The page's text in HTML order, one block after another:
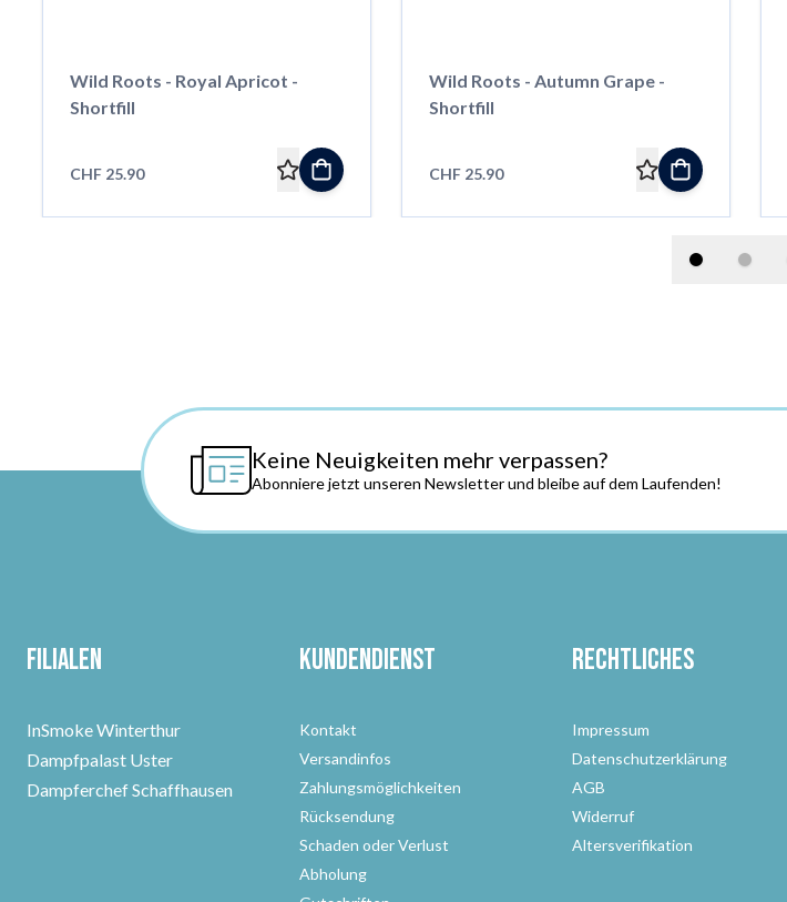
Wild Roots - Royal Apricot -
Shortfill
CHF 25.90
Wild Roots - Autumn Grape -
Shortfill
CHF 25.90
Keine Neuigkeiten mehr verpassen?
Abonniere jetzt unseren Newsletter und bleibe auf dem Laufenden!
Filialen
InSmoke Winterthur
Dampfpalast Uster
Dampferchef Schaffhausen
Kundendienst
Kontakt
Versandinfos
Zahlungsmöglichkeiten
Rücksendung
Schaden oder Verlust
Abholung
Rechtliches
Impressum
Datenschutzerklärung
AGB
Widerruf
Altersverifikation